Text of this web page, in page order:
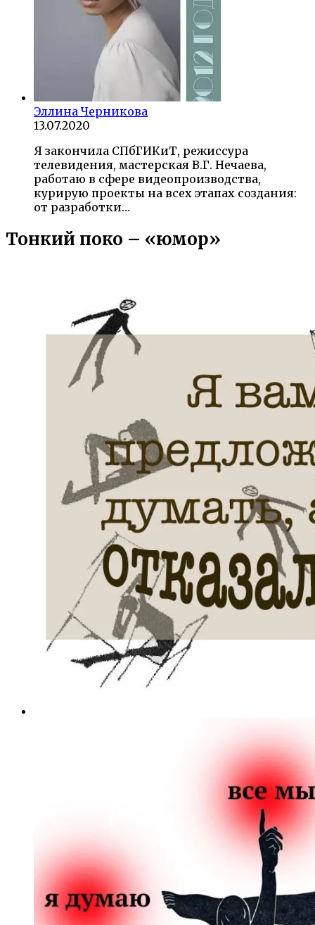
Эллина Черникова
13.07.2020
Я закончила СПбГИКиТ, режиссура
телевидения, мастерская В.Г. Нечаева,
работаю в сфере видеопроизводства,
курирую проекты на всех этапах создания:
от разработки…
Тонкий поко – «юмор»